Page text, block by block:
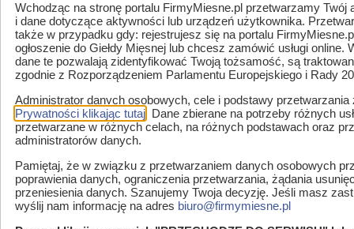
Handel / Gastronomia
Strefa sklep mięsny
Zaopatrzenie i usługi
Strefa marek
Wchodząc na stronę portalu FirmyMiesne.pl przetwarzamy Twój
i dane dotyczące aktywności lub urządzeń użytkownika.
także w przypadku gdy: rejestrujesz się na portalu
ogłoszenie do Giełdy Mięsnej lub chcesz zamówić usługi online.
dane te pozwalają zidentyfikować Twoją tożsamość, są
zgodnie z Rozporządzeniem Parlamentu Europejskiego i Rady
Administrator danych osobowych, cele i podstawy
Prywatności klikając tutaj . Dane zbierane na potrzeby różnych
przetwarzane w różnych celach, na różnych podstawach oraz
administratorów danych.
Pamiętaj, że w związku z przetwarzaniem danych osobowych
poprawienia danych, ograniczenia przetwarzania, żądania
przeniesienia danych. Szanujemy Twoja decyzję. Jeśli masz
wyślij nam informację na adres biuro@firmymiesne.pl